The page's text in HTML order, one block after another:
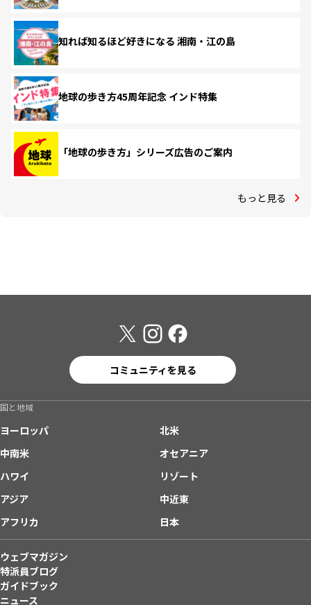
知れば知るほど好きになる 湘南・江の島
地球の歩き方45周年記念 インド特集
「地球の歩き方」シリーズ広告のご案内
もっと見る
コミュニティを見る
国と地域
ヨーロッパ
北米
中南米
オセアニア
ハワイ
リゾート
アジア
中近東
アフリカ
日本
ウェブマガジン
特派員ブログ
ガイドブック
ニュース